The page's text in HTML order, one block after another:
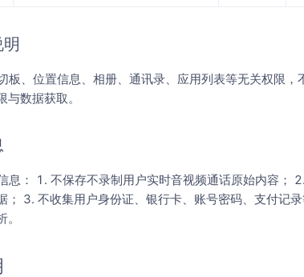
板、位置信息、相册、通讯录、应用列表等无关权限，
数据获取。
息： 1. 不保存不录制用户实时音视频通话原始内容；
； 3. 不收集用户身份证、银行卡、账号密码、支付记